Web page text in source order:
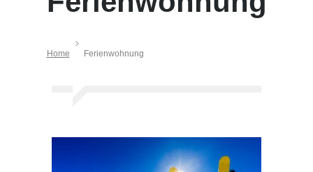
Home Ferienwohnung